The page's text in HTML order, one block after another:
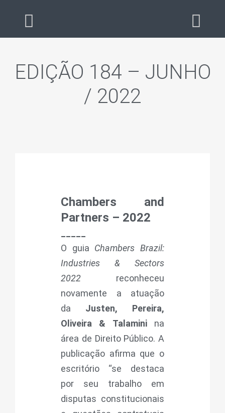
EDIÇÃO 184 – JUNHO
/ 2022
Chambers and
Partners – 2022
O guia Chambers Brazil:
Industries & Sectors
2022 reconheceu
novamente a atuação
da Justen, Pereira,
Oliveira & Talaminina
área de Direito Público. A
publicação afirma que o
escritório “se destaca
por seu trabalho em
disputas constitucionais